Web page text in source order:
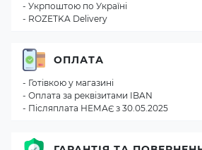
- Укрпоштою по Україні
- ROZETKA Delivery
ОПЛАТА
- Готівкою у магазині
- Оплата за реквізитами IBAN
- Післяплата НЕМАЄ з 30.05.2025